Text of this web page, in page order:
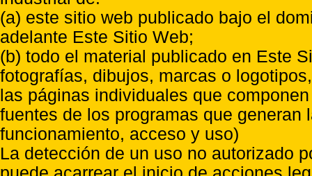
(a) este sitio web publicado bajo el
adelante Este Sitio Web;
(b) todo el material publicado en Este
fotografías, dibujos, marcas o
las páginas individuales que
fuentes de los programas que
funcionamiento, acceso y uso)
La detección de un uso no autorizado